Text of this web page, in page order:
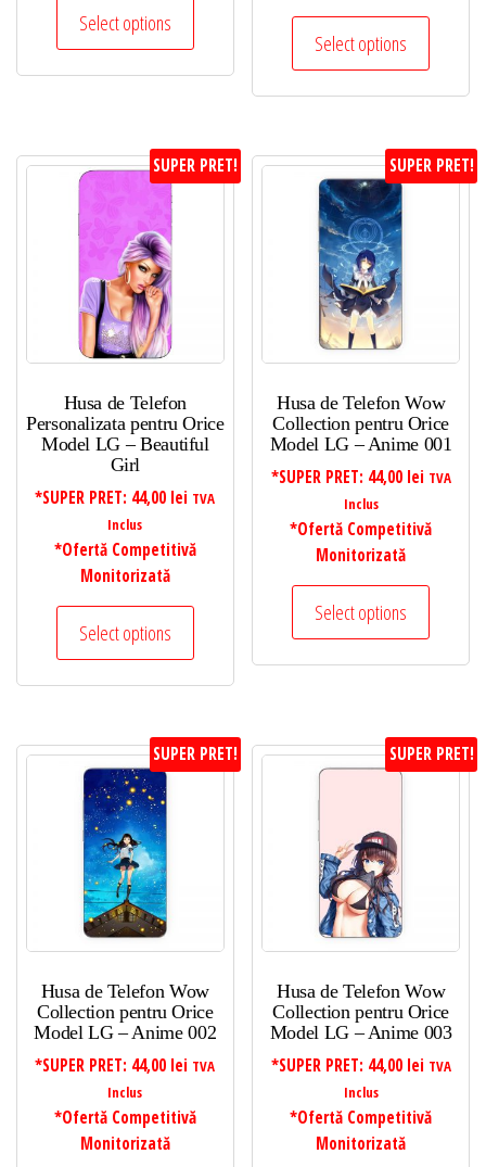
Select options
Select options
SUPER PRET!
Husa de Telefon
Personalizata pentru Orice
Model LG – Beautiful
Girl
*SUPER PRET: 44,00 lei TVA
Inclus
*Ofertă Competitivă
Monitorizată
Select options
SUPER PRET!
Husa de Telefon Wow
Collection pentru Orice
Model LG – Anime 001
*SUPER PRET: 44,00 lei TVA
Inclus
*Ofertă Competitivă
Monitorizată
Select options
SUPER PRET!
Husa de Telefon Wow
Collection pentru Orice
Model LG – Anime 002
*SUPER PRET: 44,00 lei TVA
Inclus
*Ofertă Competitivă
Monitorizată
SUPER PRET!
Husa de Telefon Wow
Collection pentru Orice
Model LG – Anime 003
*SUPER PRET: 44,00 lei TVA
Inclus
*Ofertă Competitivă
Monitorizată